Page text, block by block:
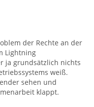
der Rechte an der
Lightning
ja grundsätzlich nichts
weiß.
sehen und
klappt.